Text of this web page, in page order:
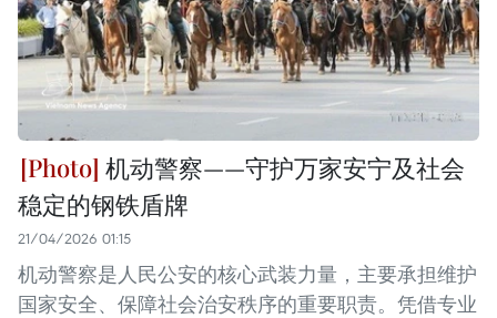
机动警察——守护万家安宁及社会
稳定的钢铁盾牌
21/04/2026 01:15
机动警察是人民公安的核心武装力量，主要承担维护
国家安全、保障社会治安秩序的重要职责。凭借专业